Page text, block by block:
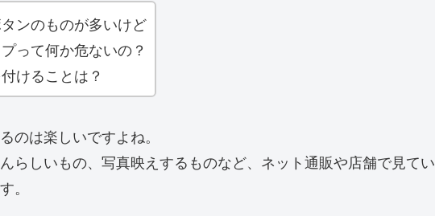
ンのものが多いけど
って何か危ないの？
けることは？
のは楽しいですよね。
らしいもの、写真映えするものなど、ネット通販や店舗で見てい
。